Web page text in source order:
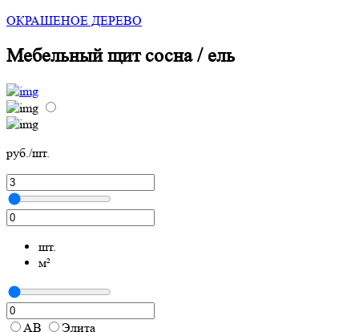
ОКРАШЕНОЕ ДЕРЕВО
Мебельный щит сосна / ель
руб./шт.
шт.
м²
АВ Элита